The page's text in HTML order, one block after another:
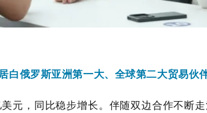
俄罗斯亚洲第一大、全球第二大贸易伙伴
元，同比稳步增长。伴随双边合作不断